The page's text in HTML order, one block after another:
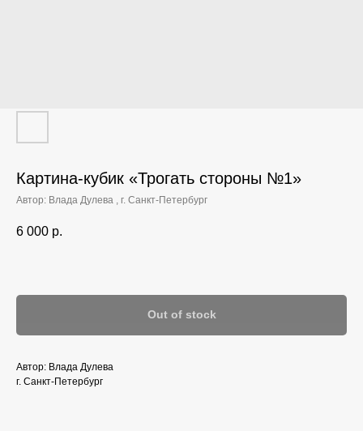
Картина-кубик «Трогать стороны №1»‎
Автор: Влада Дулева , г. Санкт-Петербург
6 000 р.
Out of stock
Автор: Влада Дулева
г. Санкт-Петербург